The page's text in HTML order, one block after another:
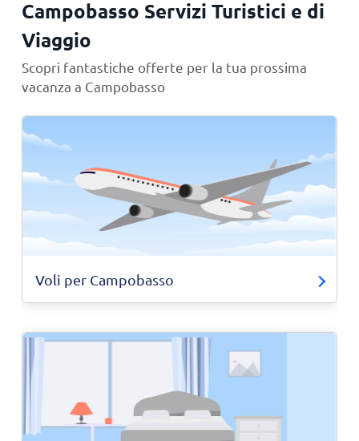
Campobasso Servizi Turistici e di
Viaggio
Scopri fantastiche offerte per la tua prossima
vacanza a Campobasso
Voli per Campobasso